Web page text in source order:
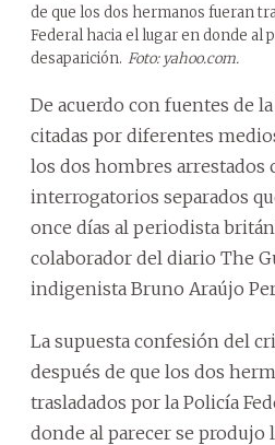
de que los dos hermanos fueran
Federal hacia el lugar en donde al
desaparición. Foto: yahoo.com.
De acuerdo con fuentes de
citadas por diferentes
los dos hombres arrestados
interrogatorios separados
once días al periodista
colaborador del diario The
indigenista Bruno Araújo
La supuesta confesión del
después de que los dos
trasladados por la Policía
donde al parecer se produjo